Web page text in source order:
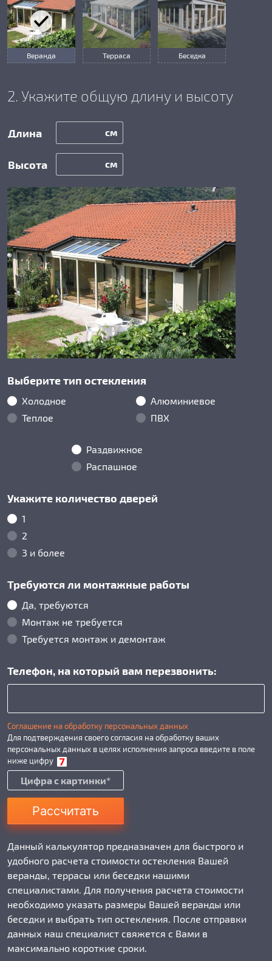
Веранда Терраса Беседка
2. Укажите общую длину и высоту
см
см
Выберите тип остекления
Холодное
Теплое
Алюминиевое
ПВХ
Раздвижное
Распашное
Укажите количество дверей
1
2
3 и более
Требуются ли монтажные работы
Да, требуются
Монтаж не требуется
Требуется монтаж и демонтаж
Телефон, на который вам перезвонить:
Соглашение на обработку персональных данных
Для подтверждения своего согласия на обработку ваших
персональных данных в целях исполнения запроса введите в поле
ниже цифру
Рассчитать
Данный калькулятор предназначен для быстрого и
удобного расчета стоимости остекления Вашей
веранды, террасы или беседки нашими
специалистами. Для получения расчета стоимости
необходимо указать размеры Вашей веранды или
беседки и выбрать тип остекления. После отправки
данных наш специалист свяжется с Вами в
максимально короткие сроки.